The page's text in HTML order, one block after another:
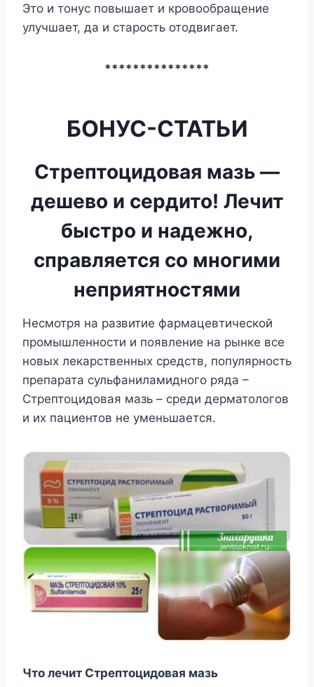
Это и тонус повышает и кровообращение
улучшает, да и старость отодвигает.
***************
БОНУС-СТАТЬИ
Стрептоцидовая мазь —
дешево и сердито! Лечит
быстро и надежно,
справляется со многими
неприятностями
Несмотря на развитие фармацевтической
промышленности и появление на рынке все
новых лекарственных средств, популярность
препарата сульфаниламидного ряда –
Стрептоцидовая мазь – среди дерматологов
и их пациентов не уменьшается.
Что лечит Стрептоцидовая мазь